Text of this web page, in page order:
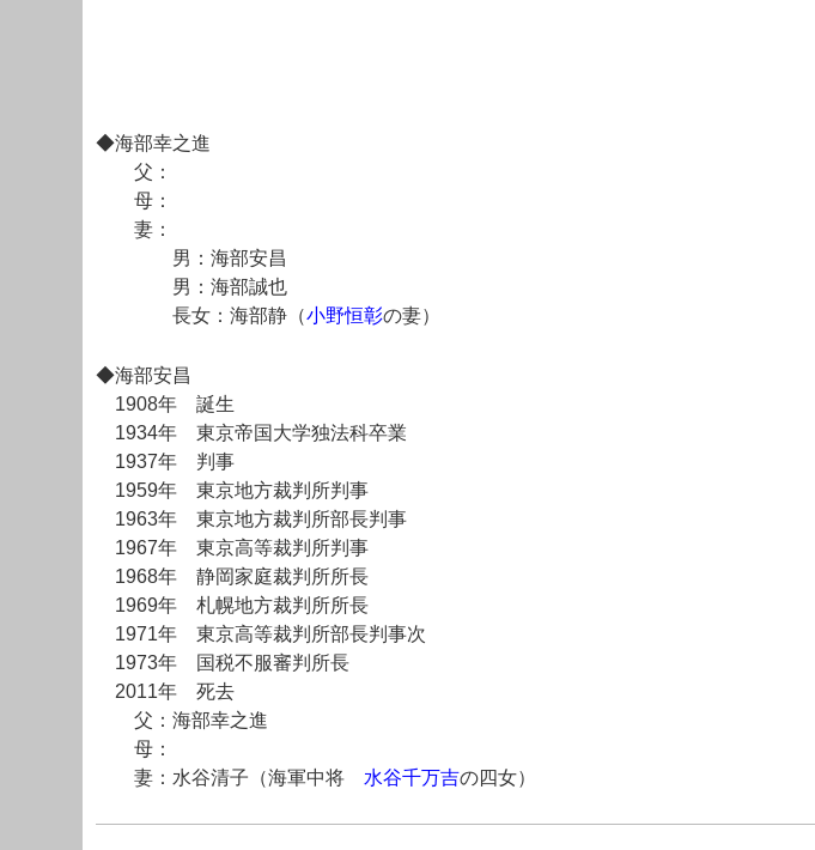
◆海部幸之進
父：
母：
妻：
男：海部安昌
男：海部誠也
長女：海部静（小野恒彰の妻）
◆海部安昌
1908年 誕生
1934年 東京帝国大学独法科卒業
1937年 判事
1959年 東京地方裁判所判事
1963年 東京地方裁判所部長判事
1967年 東京高等裁判所判事
1968年 静岡家庭裁判所所長
1969年 札幌地方裁判所所長
1971年 東京高等裁判所部長判事次
1973年 国税不服審判所長
2011年 死去
父：海部幸之進
母：
妻：水谷清子（海軍中将 水谷千万吉の四女）